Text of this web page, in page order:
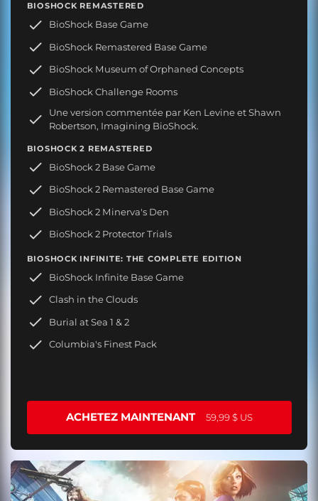
BIOSHOCK REMASTERED
BioShock Base Game
BioShock Remastered Base Game
BioShock Museum of Orphaned Concepts
BioShock Challenge Rooms
Une version commentée par Ken Levine et Shawn
Robertson, Imagining BioShock.
BIOSHOCK 2 REMASTERED
BioShock 2 Base Game
BioShock 2 Remastered Base Game
BioShock 2 Minerva's Den
BioShock 2 Protector Trials
BIOSHOCK INFINITE: THE COMPLETE EDITION
BioShock Infinite Base Game
Clash in the Clouds
Burial at Sea 1 & 2
Columbia's Finest Pack
ACHETEZ MAINTENANT 59,99 $ US